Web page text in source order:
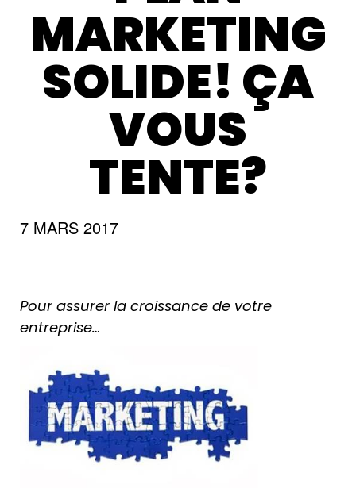
MARKETING
SOLIDE! ÇA
VOUS
TENTE?
7 MARS 2017
Pour assurer la croissance de votre
entreprise…